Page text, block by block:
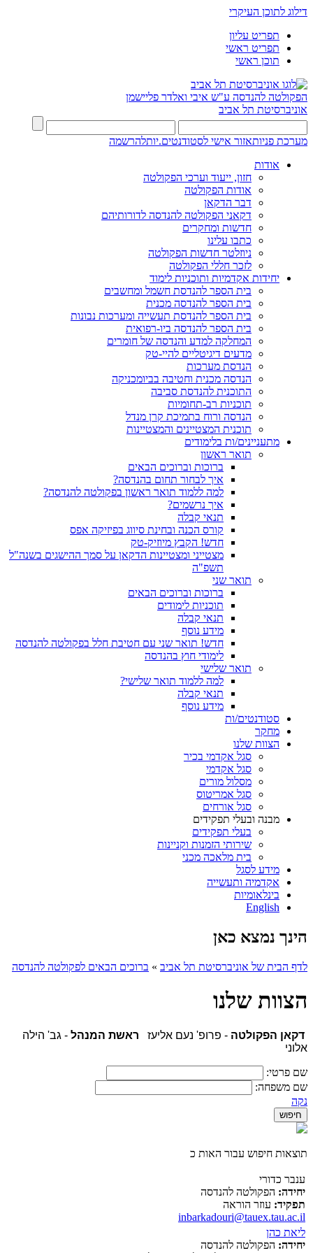
דילוג לתוכן העיקרי
תפריט עליון
תפריט ראשי
תוכן ראשי
הפקולטה להנדסה ע"ש איבי ואלדר פליישמן
אוניברסיטת תל אביב
מערכת פניותאזור אישי לסטודנטים.יותלהרשמה
אודות
חזון, ייעוד וערכי הפקולטה
אודות הפקולטה
דבר הדקאן
דקאני הפקולטה להנדסה לדורותיהם
חדשות ומחקרים
כתבו עלינו
ניוזלטר חדשות הפקולטה
לזכר חללי הפקולטה
יחידות אקדמיות ותוכניות לימוד
בית הספר להנדסת חשמל ומחשבים
בית הספר להנדסה מכנית
בית הספר להנדסת תעשייה ומערכות נבונות
בית הספר להנדסה ביו-רפואית
המחלקה למדע והנדסה של חומרים
מדעים דיגיטליים להיי-טק
הנדסת מערכות
הנדסה מכנית וחטיבה בביומכניקה
התוכנית להנדסת סביבה
תוכניות רב-תחומיות
הנדסה ורוח בתמיכת קרן מנדל
תוכנית המצטיינים והמצטיינות
מתעניינים/ות בלימודים
תואר ראשון
ברוכות וברוכים הבאים
איך לבחור תחום בהנדסה?
למה ללמוד תואר ראשון בפקולטה להנדסה?
איך נרשמים?
תנאי קבלה
קורס הכנה ובחינת סיווג בפיזיקה אפס
חדש! הקבץ מיוזיק-טק
מצטייני ומצטיינות הדקאן על סמך ההישגים בשנה"ל
תשפ"ה
תואר שני
ברוכות וברוכים הבאים
תוכניות לימודים
תנאי קבלה
מידע נוסף
חדש! תואר שני עם חטיבת חלל בפקולטה להנדסה
לימודי חוץ בהנדסה
תואר שלישי
למה ללמוד תואר שלישי?
תנאי קבלה
מידע נוסף
סטודנטים/ות
מחקר
הצוות שלנו
סגל אקדמי בכיר
סגל אקדמי
מסלול מורים
סגל אמריטוס
סגל אורחים
מבנה ובעלי תפקידים
בעלי תפקידים
שירותי הזמנות וקניינות
בית מלאכה מכני
מידע לסגל
אקדמיה ותעשייה
בינלאומיות
English
הינך נמצא כאן
לדף הבית של אוניברסיטת תל אביב » ברוכים הבאים לפקולטה להנדסה
הצוות שלנו
דקאן הפקולטה - פרופ' נעם אליעז ראשת המנהל - גב' הילה
אלוני
שם פרטי:
שם משפחה:
נקה
תוצאות חיפוש עבור האות כ
ענבר כדורי
יחידה: הפקולטה להנדסה
תפקיד: עוזר הוראה
inbarkadouri@tauex.tau.ac.il
ליאת כהן
יחידה: הפקולטה להנדסה